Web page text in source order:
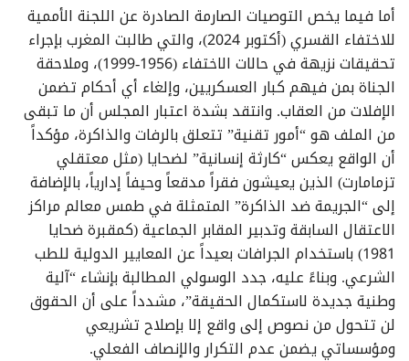
أما فيما يخص التوصيات الصارمة الصادرة عن اللجنة الأممية
للاختفاء القسري (أكتوبر 2024)، والتي طالبت المغرب بإجراء
تحقيقات نزيهة في حالات الاختفاء (1956-1999)، وملاحقة
الجناة بمن فيهم كبار العسكريين، وإلغاء أي أحكام تضمن
الإفلات من العقاب. وانتقد بشدة اعتبار المجلس أن ما تبقى
من الملف هو “أمور تقنية” تتعلق بالرفات والذاكرة، مؤكداً
أن الواقع يعكس “كارثة إنسانية” لضحايا (مثل معتقلي
تزمامارت) الذين يعيشون فقراً مدقعاً وحيفاً إدارياً، بالإضافة
إلى “الجريمة ضد الذاكرة” المتمثلة في طمس معالم مراكز
الاعتقال السابقة وتدبير المقابر الجماعية (كمقبرة ضحايا
1981) باستخدام الجرافات بعيداً عن المعايير الدولية للطب
الشرعي. وبناءً عليه، جدد الوسولي المطالبة بإنشاء “آلية
وطنية جديدة لاستكمال الحقيقة”، مشدداً على أن الحقوق
لن تتحول من نصوص إلى واقع إلا بإصلاح تشريعي
ومؤسساتي يضمن عدم التكرار والإنصاف الفعلي.